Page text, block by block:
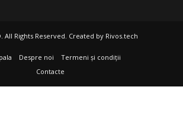
All Rights Reserved. Created by Rivos.tech
Despre noi
Termeni și condiții
Contacte